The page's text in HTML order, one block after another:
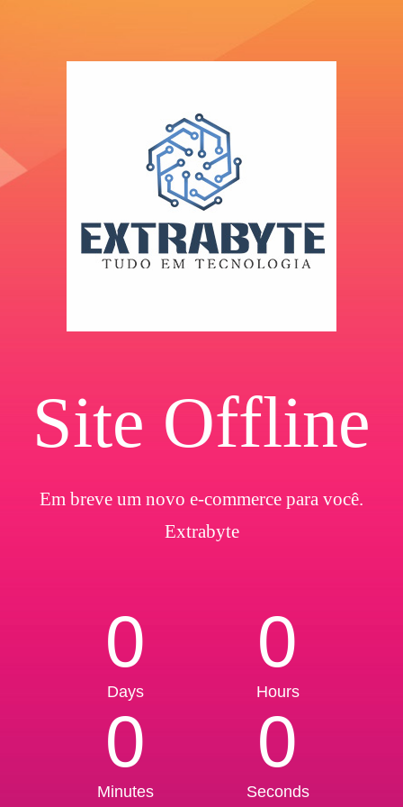
Site Offline
Em breve um novo e-commerce para você.
Extrabyte
0
Days
0
Hours
0
Minutes
0
Seconds